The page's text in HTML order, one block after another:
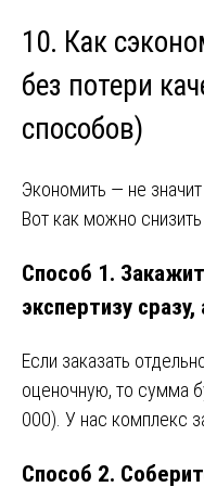
10. Как
без потери
способов)
Экономить — не
Вот как можно
Способ 1.
экспертизу
Если заказать
оценочную, то сумма
000). У нас комплекс
Способ 2.